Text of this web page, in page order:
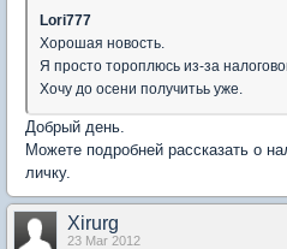
Lori777
Хорошая новость.
Я просто тороплюсь из-за
Хочу до осени получитьь уже.
Добрый день.
Можете подробней рассказать о
личку.
Xirurg
23 Mar 2012